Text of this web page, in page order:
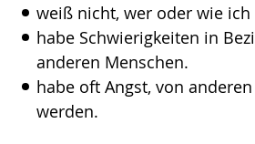
weiß nicht, wer oder wie ich
habe Schwierigkeiten in
anderen Menschen.
habe oft Angst, von
werden.